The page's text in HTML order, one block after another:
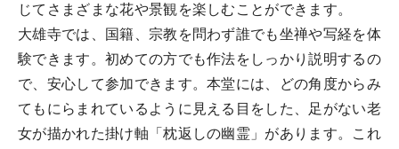
じてさまざまな花や景観を楽しむことができます。
大雄寺では、国籍、宗教を問わず誰でも坐禅や写経を体
験できます。初めての方でも作法をしっかり説明するの
で、安心して参加できます。本堂には、どの角度からみ
てもにらまれているように見える目をした、足がない老
女が描かれた掛け軸「枕返しの幽霊」があります。これ